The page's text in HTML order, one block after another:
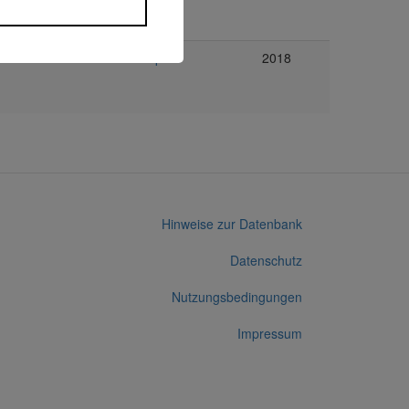
Exporo 2018
Hinweise zur Datenbank
Datenschutz
Nutzungsbedingungen
Impressum